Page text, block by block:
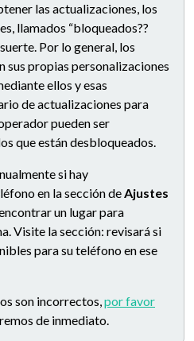
las actualizaciones, los
llamados “bloqueados??
Por lo general, los
sus propias personalizaciones
ellos y esas
de actualizaciones para
pueden ser
que están desbloqueados.
si hay
en la sección deAjustes
un lugar para
Visite la sección: revisará si
para su teléfono en ese
son incorrectos,por favor
de inmediato.